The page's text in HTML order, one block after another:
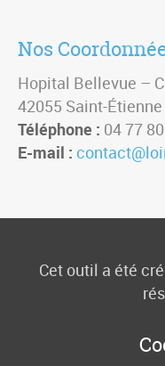
Nos
Hopital Bellevue –
42055 Saint-Étienne
Téléphone : 04 77
E-mail :
Cet outil a été